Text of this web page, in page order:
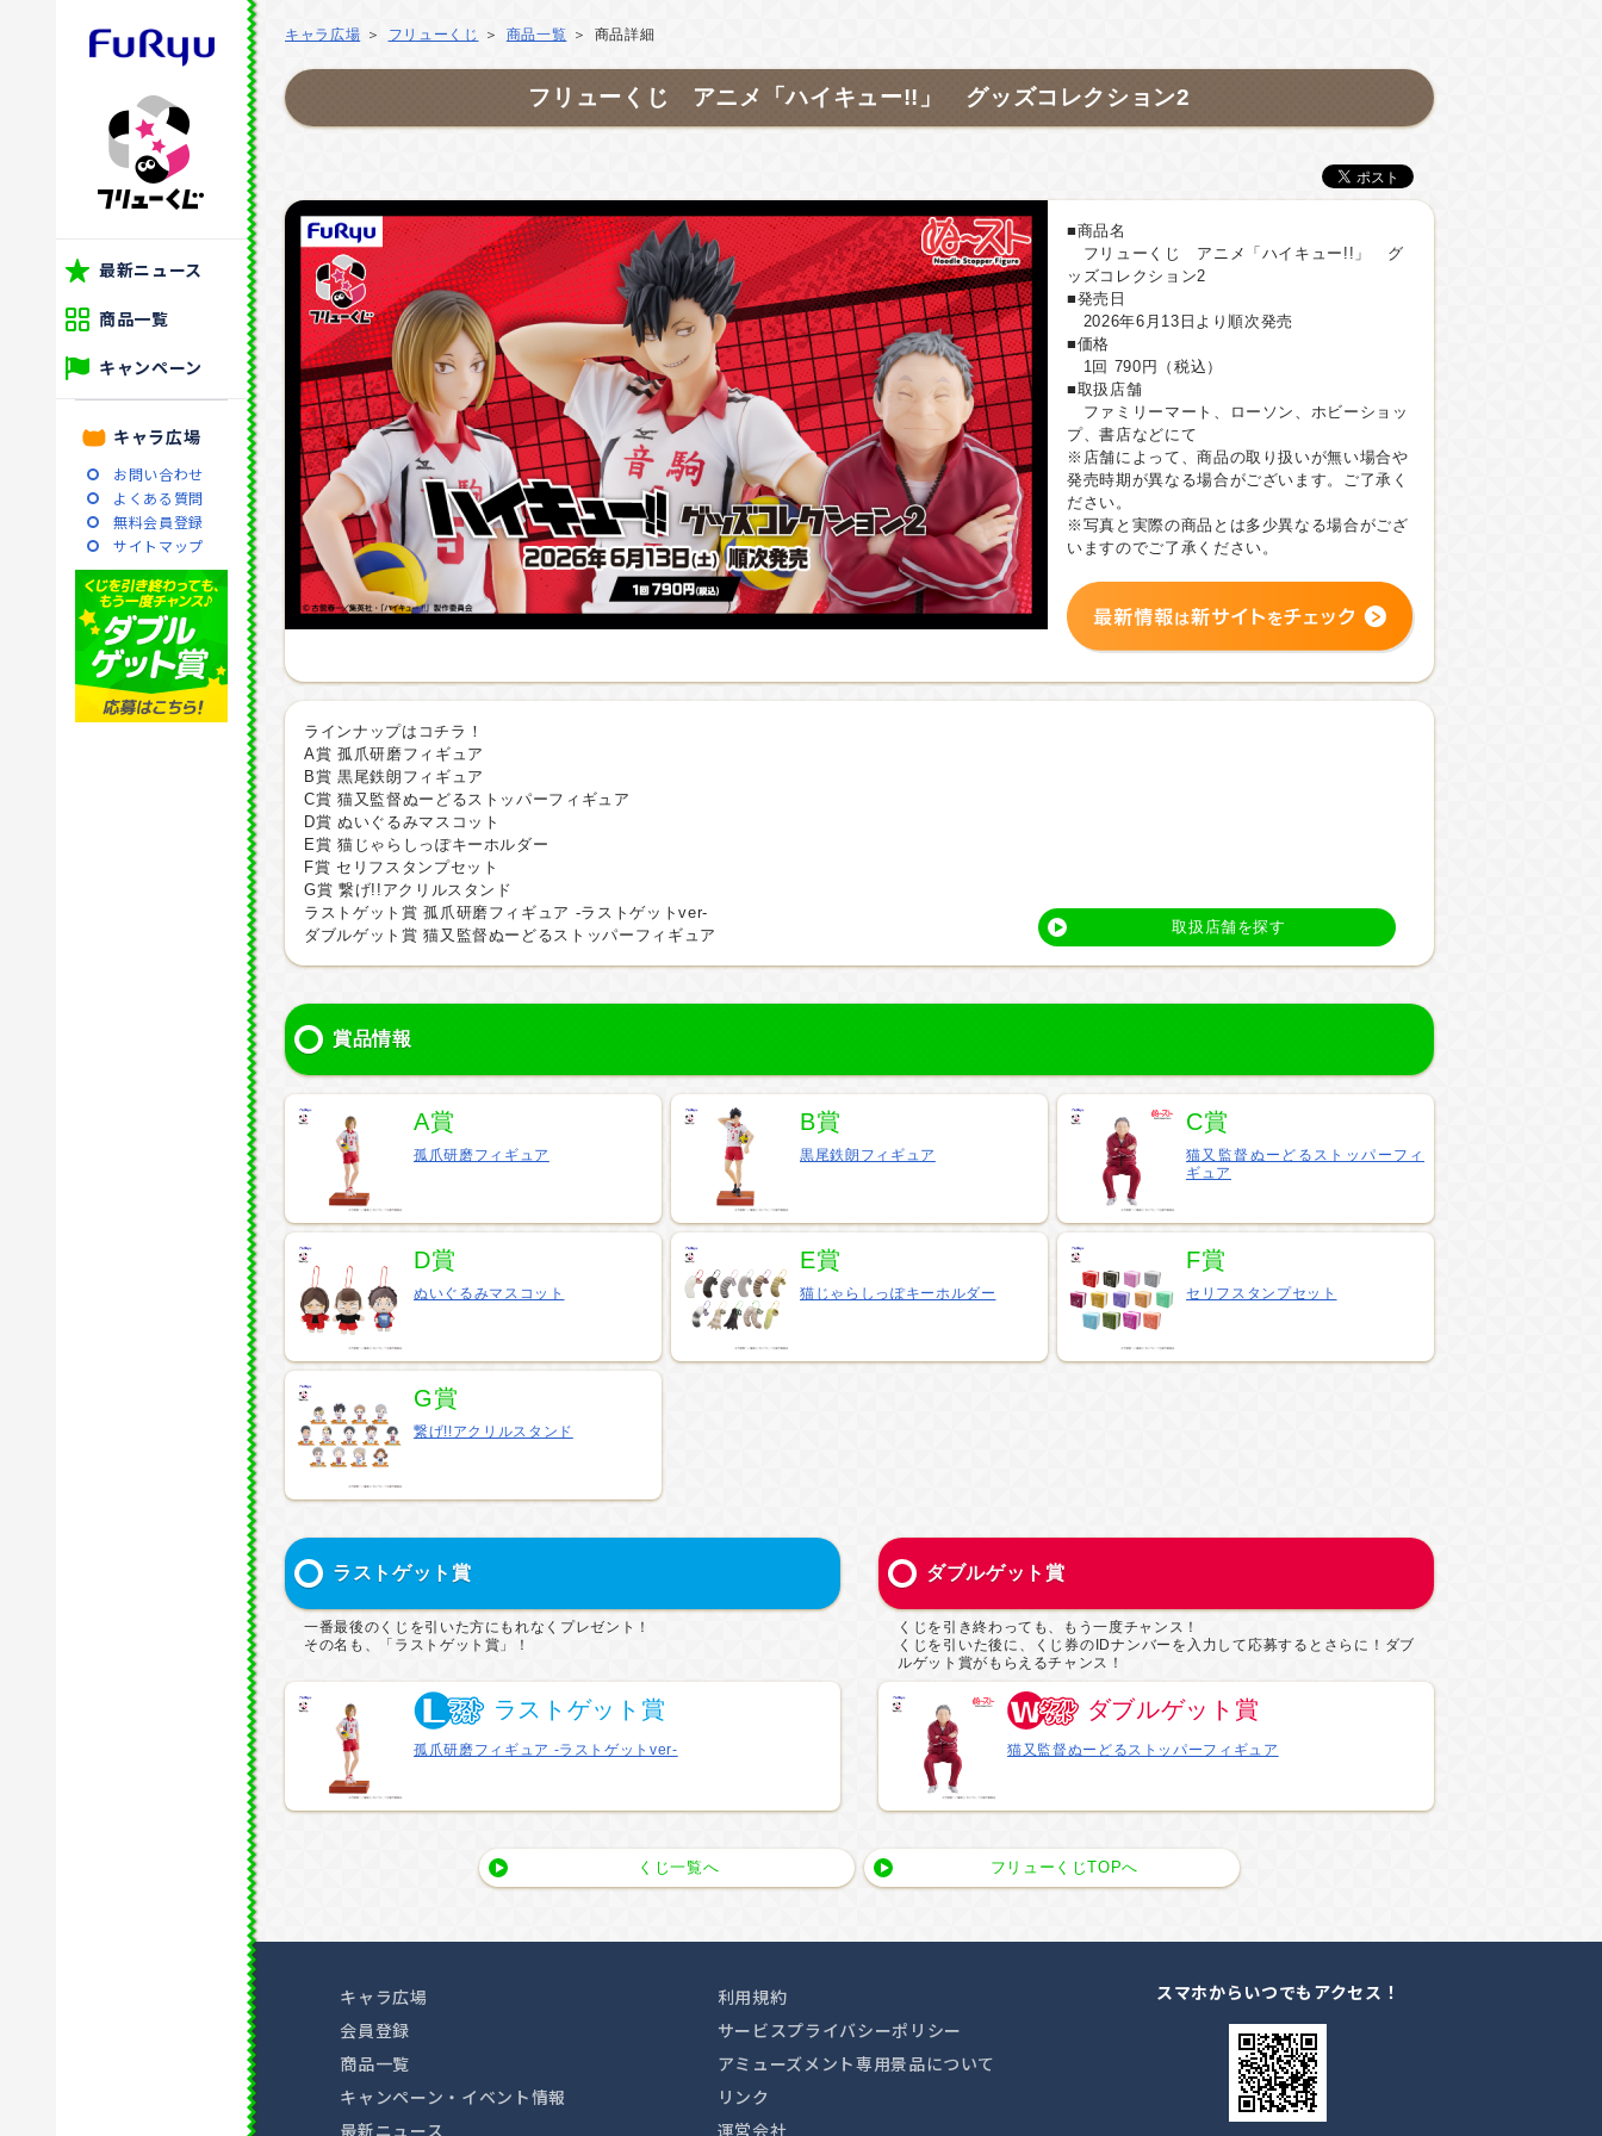
最新ニュース
商品一覧
キャンペーン
キャラ広場
お問い合わせ
よくある質問
無料会員登録
サイトマップ
キャラ広場 フリューくじ 商品一覧 商品詳細
フリューくじ アニメ「ハイキュー!!」 グッズコレクション2
■商品名
フリューくじ アニメ「ハイキュー!!」 グ
ッズコレクション2
■発売日
2026年6月13日より順次発売
■価格
1回 790円（税込）
■取扱店舗
ファミリーマート、ローソン、ホビーショッ
プ、書店などにて
※店舗によって、商品の取り扱いが無い場合や
発売時期が異なる場合がございます。ご了承く
ださい。
※写真と実際の商品とは多少異なる場合がござ
いますのでご了承ください。
ラインナップはコチラ！
A賞 孤爪研磨フィギュア
B賞 黒尾鉄朗フィギュア
C賞 猫又監督ぬーどるストッパーフィギュア
D賞 ぬいぐるみマスコット
E賞 猫じゃらしっぽキーホルダー
F賞 セリフスタンプセット
G賞 繋げ!!アクリルスタンド
ラストゲット賞 孤爪研磨フィギュア -ラストゲットver-
ダブルゲット賞 猫又監督ぬーどるストッパーフィギュア
取扱店舗を探す
賞品情報
A賞
孤爪研磨フィギュア
B賞
黒尾鉄朗フィギュア
C賞
猫又監督ぬーどるストッパーフィ
ギュア
D賞
ぬいぐるみマスコット
E賞
猫じゃらしっぽキーホルダー
F賞
セリフスタンプセット
G賞
繋げ!!アクリルスタンド
ラストゲット賞
一番最後のくじを引いた方にもれなくプレゼント！
その名も、「ラストゲット賞」！
ラストゲット賞
孤爪研磨フィギュア -ラストゲットver-
ダブルゲット賞
くじを引き終わっても、もう一度チャンス！
くじを引いた後に、くじ券のIDナンバーを入力して応募するとさらに！ダブ
ルゲット賞がもらえるチャンス！
ダブルゲット賞
猫又監督ぬーどるストッパーフィギュア
くじ一覧へ フリューくじTOPへ
キャラ広場
会員登録
商品一覧
キャンペーン・イベント情報
最新ニュース
利用規約
サービスプライバシーポリシー
アミューズメント専用景品について
リンク
運営会社
スマホからいつでもアクセス！